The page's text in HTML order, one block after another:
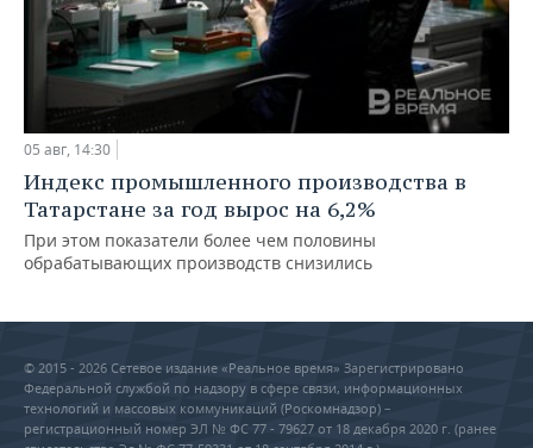
05 авг, 14:30
Индекс промышленного производства в
Татарстане за год вырос на 6,2%
При этом показатели более чем половины
обрабатывающих производств снизились
© 2015 - 2026 Сетевое издание «Реальное время» Зарегистрировано
Федеральной службой по надзору в сфере связи, информационных
технологий и массовых коммуникаций (Роскомнадзор) –
регистрационный номер ЭЛ № ФС 77 - 79627 от 18 декабря 2020 г. (ранее